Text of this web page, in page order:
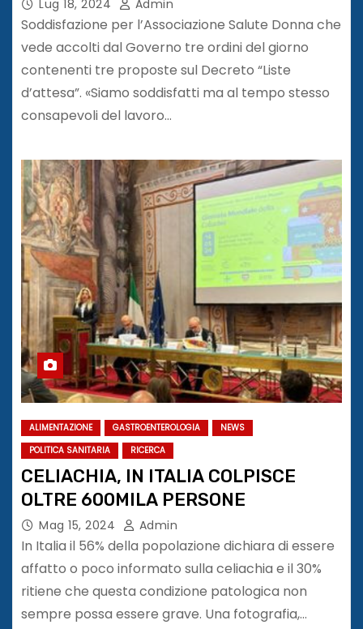
Lug 18, 2024 Admin
Soddisfazione per l’Associazione Salute Donna che
vede accolti dal Governo tre ordini del giorno
contenenti tre proposte sul Decreto “Liste
d’attesa”. «Siamo soddisfatti ma al tempo stesso
consapevoli del lavoro…
ALIMENTAZIONE GASTROENTEROLOGIA
NEWS
POLITICA SANITARIA
RICERCA
CELIACHIA, IN ITALIA COLPISCE
OLTRE 600MILA PERSONE
Mag 15, 2024 Admin
In Italia il 56% della popolazione dichiara di essere
affatto o poco informato sulla celiachia e il 30%
ritiene che questa condizione patologica non
sempre possa essere grave. Una fotografia,…